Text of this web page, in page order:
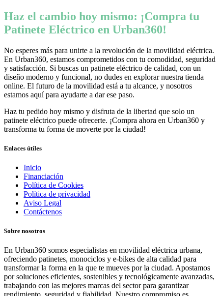
Haz el cambio hoy mismo: ¡Compra tu
Patinete Eléctrico en Urban360!
No esperes más para unirte a la revolución de la movilidad eléctrica.
En Urban360, estamos comprometidos con tu comodidad, seguridad
y satisfacción. Si buscas un patinete eléctrico de calidad, con un
diseño moderno y funcional, no dudes en explorar nuestra tienda
online. El futuro de la movilidad está a tu alcance, y nosotros
estamos aquí para ayudarte a dar ese paso.
Haz tu pedido hoy mismo y disfruta de la libertad que solo un
patinete eléctrico puede ofrecerte. ¡Compra ahora en Urban360 y
transforma tu forma de moverte por la ciudad!
Enlaces útiles
Inicio
Financiación
Política de Cookies
Política de privacidad
Aviso Legal
Contáctenos
Sobre nosotros
En Urban360 somos especialistas en movilidad eléctrica urbana,
ofreciendo patinetes, monociclos y e-bikes de alta calidad para
transformar la forma en la que te mueves por la ciudad. Apostamos
por soluciones eficientes, sostenibles y tecnológicamente avanzadas,
trabajando con las mejores marcas del sector para garantizar